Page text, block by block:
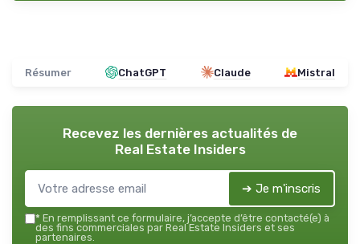
Résumer ChatGPT Claude Mistral
Recevez les dernières actualités de
Real Estate Insiders
➔ Je m'inscris
* En remplissant ce formulaire, j’accepte d’être contacté(e) à
des fins commerciales par Real Estate Insiders et ses
partenaires.